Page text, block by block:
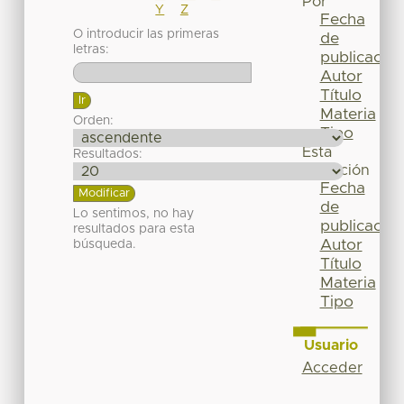
Y
Z
O introducir las primeras
letras:
Orden:
Resultados:
Lo sentimos, no hay
resultados para esta
búsqueda.
Fecha
de
publicación
Autor
Título
Materia
Tipo
Esta
colección
Fecha
de
publicación
Autor
Título
Materia
Tipo
Usuario
Acceder